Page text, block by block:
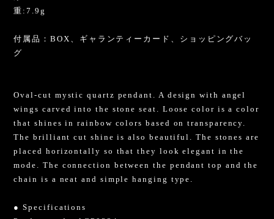
重:7.9g
付属品：BOX、ギャランティーカード、ショッピングバッ
グ
Oval-cut mystic quartz pendant. A design with angel
wings carved into the stone seat. Loose color is a color
that shines in rainbow colors based on transparency.
The brilliant cut shine is also beautiful. The stones are
placed horizontally so that they look elegant in the
mode. The connection between the pendant top and the
chain is a neat and simple hanging type.
● Specifications